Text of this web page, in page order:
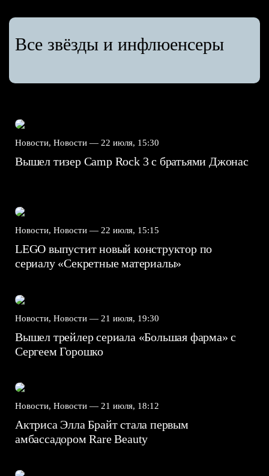
Все звёзды и инфлюенсеры
Новости, Новости — 22 июля, 15:30
Вышел тизер Camp Rock 3 с братьями Джонас
Новости, Новости — 22 июля, 15:15
LEGO выпустит новый конструктор по
сериалу «Секретные материалы»
Новости, Новости — 21 июля, 19:30
Вышел трейлер сериала «Большая фарма» с
Сергеем Горошко
Новости, Новости — 21 июля, 18:12
Актриса Элла Брайт стала первым
амбассадором Rare Beauty